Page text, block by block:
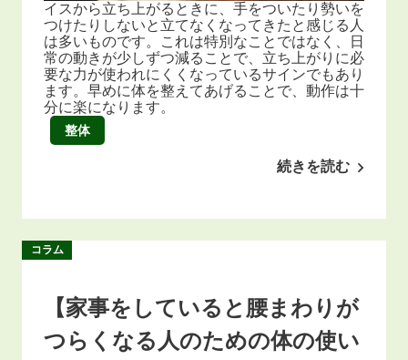
イスから立ち上がるときに、手をついたり勢いを
つけたりしないと立てなくなってきたと感じる人
は多いものです。これは特別なことではなく、日
常の動きが少しずつ減ることで、立ち上がりに必
要な力が使われにくくなっているサインでもあり
ます。早めに体を整えてあげることで、動作は十
分に楽になります。
整体
続きを読む
コラム
【家事をしていると腰まわりが
つらくなる人のための体の使い